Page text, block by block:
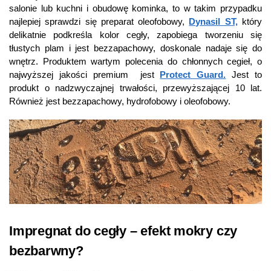
salonie lub kuchni i obudowę kominka, to w takim przypadku
najlepiej sprawdzi się preparat oleofobowy, Dynasil ST,który
delikatnie podkreśla kolor cegły, zapobiega tworzeniu się
tłustych plam i jest bezzapachowy, doskonale nadaje się do
wnętrz. Produktem wartym polecenia do chłonnych cegieł, o
najwyższej jakości premium jest Protect Guard. Jest to
produkt o nadzwyczajnej trwałości, przewyższającej 10 lat.
Również jest bezzapachowy, hydrofobowy i oleofobowy.
Impregnat do cegły – efekt mokry czy
bezbarwny?